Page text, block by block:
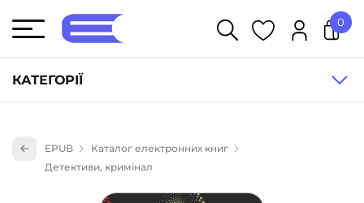
КАТЕГОРІЇ
Книги для дітей (835)
0
EPUB
Каталог електронних книг
Детективи, кримінал